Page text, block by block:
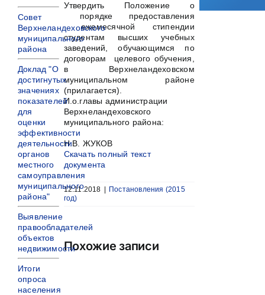
Утвердить Положение о
порядке предоставления
ежемесячной стипендии
студентам высших учебных
заведений, обучающимся по
договорам целевого обучения,
в Верхнеландеховском
муниципальном районе
(прилагается).
И.о.главы администрации
Верхнеландеховского
муниципального района:
Н.В. ЖУКОВ
Скачать полный текст
документа
12.11.2018
Постановления (2015
год)
Похожие записи
Совет
Верхнеландеховского
муниципального
района
Доклад "О
достигнутых
значениях
показателей
для
оценки
эффективности
деятельности
органов
местного
самоуправления
муниципального
района"
Выявление
правообладателей
объектов
недвижимости
Итоги
опроса
населения